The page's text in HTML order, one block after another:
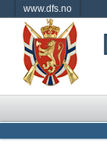
www.dfs.no